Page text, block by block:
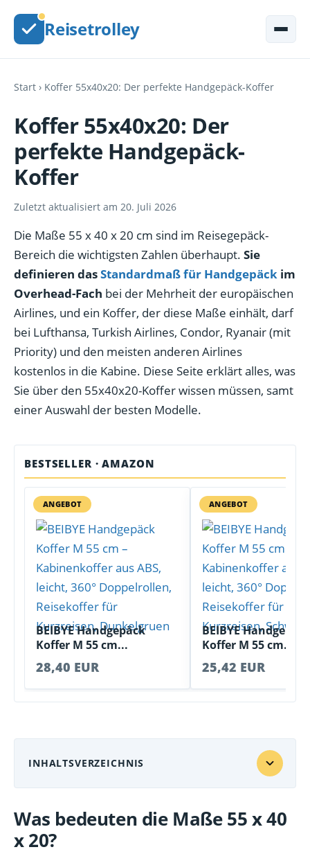
Reisetrolley
Start › Koffer 55x40x20: Der perfekte Handgepäck-Koffer
Koffer 55x40x20: Der
perfekte Handgepäck-
Koffer
Zuletzt aktualisiert am 20. Juli 2026
Die Maße 55 x 40 x 20 cm sind im Reisegepäck-
Bereich die wichtigsten Zahlen überhaupt. Sie
definieren dasStandardmaß für Handgepäck im
Overhead-Fach bei der Mehrheit der europäischen
Airlines, und ein Koffer, der diese Maße einhält, darf
bei Lufthansa, Turkish Airlines, Condor, Ryanair (mit
Priority) und den meisten anderen Airlines
kostenlos in die Kabine. Diese Seite erklärt alles, was
Sie über den 55x40x20-Koffer wissen müssen, samt
einer Auswahl der besten Modelle.
BESTSELLER · AMAZON
ANGEBOT
BEIBYE Handgepäck
Koffer M 55 cm...
28,40 EUR
ANGEBOT
BEIBYE
Koffer M 55 cm...
25,42 EUR
INHALTSVERZEICHNIS
Was bedeuten die Maße 55 x 40
x 20?